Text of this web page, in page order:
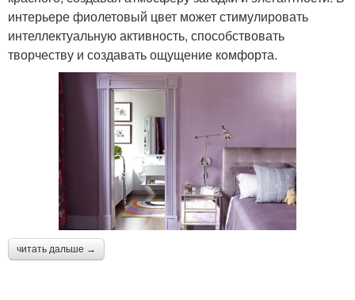
интерьере фиолетовый цвет может стимулировать
интеллектуальную активность, способствовать
творчеству и создавать ощущение комфорта.
читать дальше →